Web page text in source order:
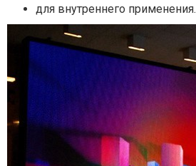
для внутреннего применения.